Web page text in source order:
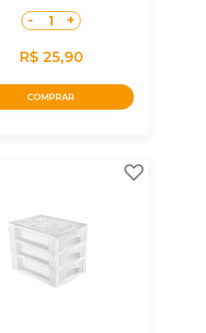
- 1 +
R$ 25,90
COMPRAR